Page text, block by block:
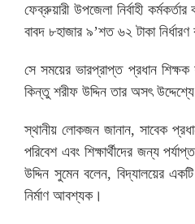
ফেব্রুয়ারী উপজেলা নির্বাহী
বাবদ ৮হাজার ৯’শত ৬২ টাকা
সে সময়ের ভারপ্রাপ্ত প্রধান শিক্ষক
কিন্তু শরীফ উদ্দিন তার অসৎ
স্থানীয় লোকজন জানান, সাবেক
পরিবেশ এবং শিক্ষার্থীদের জন্য
উদ্দিন সুমেন বলেন, বিদ্যালয়ের
নির্মাণ আবশ্যক।